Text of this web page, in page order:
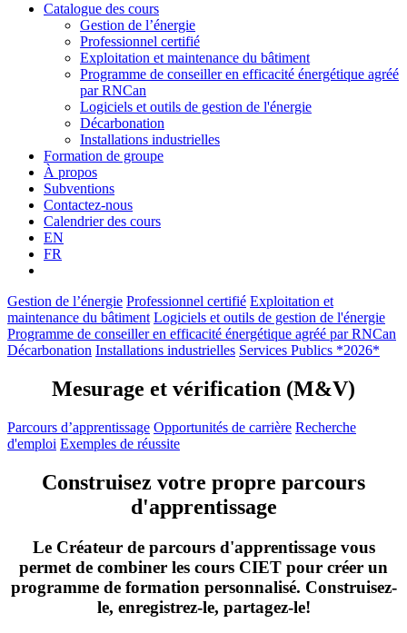
Catalogue des cours
Gestion de l’énergie
Professionnel certifié
Exploitation et maintenance du bâtiment
Programme de conseiller en efficacité énergétique agréé
par RNCan
Logiciels et outils de gestion de l'énergie
Décarbonation
Installations industrielles
Formation de groupe
À propos
Subventions
Contactez-nous
Calendrier des cours
EN
FR
Gestion de l’énergie Professionnel certifié Exploitation et
maintenance du bâtiment Logiciels et outils de gestion de l'énergie
Programme de conseiller en efficacité énergétique agréé par RNCan
Décarbonation Installations industrielles Services Publics *2026*
Mesurage et vérification (M&V)
Parcours d’apprentissage Opportunités de carrière Recherche
d'emploi Exemples de réussite
Construisez votre propre parcours
d'apprentissage
Le Créateur de parcours d'apprentissage vous
permet de combiner les cours CIET pour créer un
programme de formation personnalisé. Construisez-
le, enregistrez-le, partagez-le!